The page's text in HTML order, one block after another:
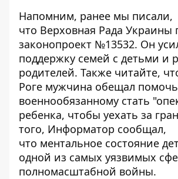
Напомним, ранее мы писали,
что Верховная Рада Украины
законопроект №13532. Он
поддержку семей с детьми и
родителей. Также читайте,
Роге мужчина обещал помочь
военнообязанному стать
ребенка, чтобы уехать за
того, Информатор сообщал,
что ментальное состояние
одной из самых уязвимых
полномасштабной войны.